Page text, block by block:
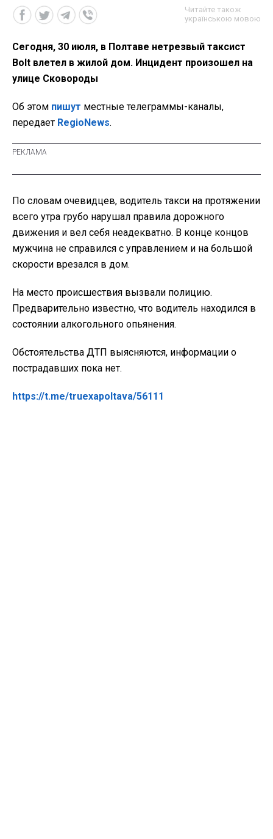
Читайте також
українською мовою
Сегодня, 30 июля, в Полтаве нетрезвый таксист
Bolt влетел в жилой дом. Инцидент произошел на
улице Сковороды
Об этом пишут местные телеграммы-каналы,
передает RegioNews.
По словам очевидцев, водитель такси на протяжении
всего утра грубо нарушал правила дорожного
движения и вел себя неадекватно. В конце концов
мужчина не справился с управлением и на большой
скорости врезался в дом.
На место происшествия вызвали полицию.
Предварительно известно, что водитель находился в
состоянии алкогольного опьянения.
Обстоятельства ДТП выясняются, информации о
пострадавших пока нет.
https://t.me/truexapoltava/56111